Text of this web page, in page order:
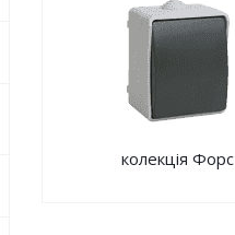
колекція Форс